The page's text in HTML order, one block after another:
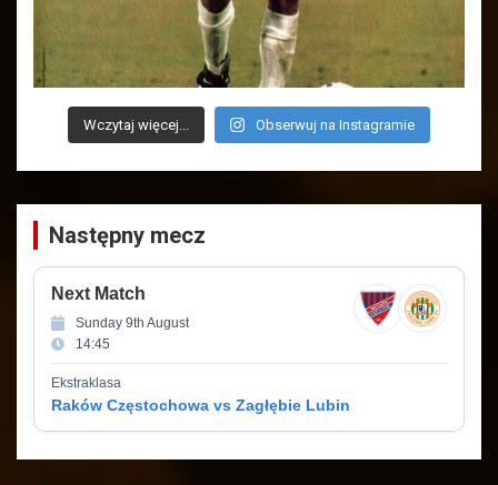
Wczytaj więcej... Obserwuj na Instagramie
Następny mecz
Next Match
Sunday 9th August
14:45
Ekstraklasa
Raków Częstochowa vs Zagłębie Lubin